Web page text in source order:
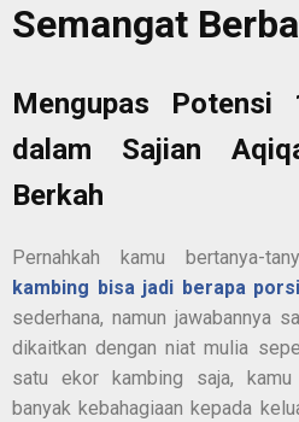
Semangat
Mengupas Potensi
dalam Sajian
Berkah
Pernahkah kamu bertanya-
kambing bisa jadi berapa
sederhana, namun jawabannya
dikaitkan dengan niat mulia
satu ekor kambing saja,
banyak kebahagiaan kepada